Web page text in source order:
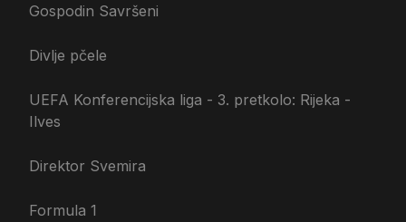
Gospodin Savršeni
Divlje pčele
UEFA Konferencijska liga - 3. pretkolo: Rijeka -
Ilves
Direktor Svemira
Formula 1